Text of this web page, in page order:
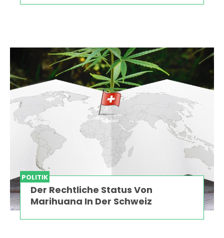
POLITIK
Der Rechtliche Status Von
Marihuana In Der Schweiz